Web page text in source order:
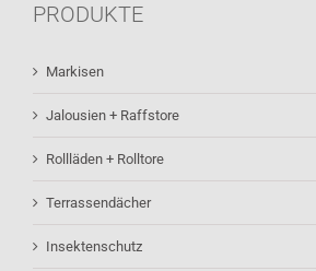
PRODUKTE
Markisen
Jalousien + Raffstore
Rollläden + Rolltore
Terrassendächer
Insektenschutz